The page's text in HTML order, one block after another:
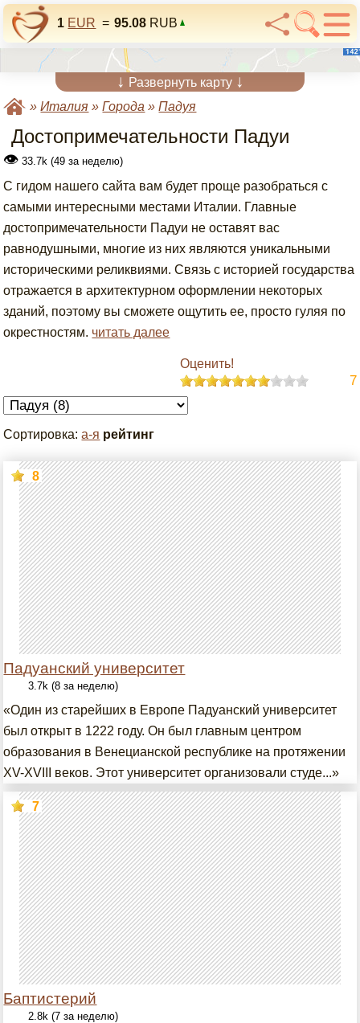
1 EUR = 95.08 RUB
↓ Развернуть карту ↓
»Италия »Города »Падуя
Достопримечательности Падуи
👁 33.7k (49 за неделю)
С гидом нашего сайта вам будет проще разобраться с
самыми интересными местами Италии. Главные
достопримечательности Падуи не оставят вас
равнодушными, многие из них являются уникальными
историческими реликвиями. Связь с историей государства
отражается в архитектурном оформлении некоторых
зданий, поэтому вы сможете ощутить ее, просто гуляя по
окрестностям. читать далее
Оценить!
7
Сортировка:а-я рейтинг
Падуанский университет
8
3.7k (8 за неделю)
«Один из старейших в Европе Падуанский университет
был открыт в 1222 году. Он был главным центром
образования в Венецианской республике на протяжении
XV-XVIII веков. Этот университет организовали студе...»
Баптистерий
7
2.8k (7 за неделю)